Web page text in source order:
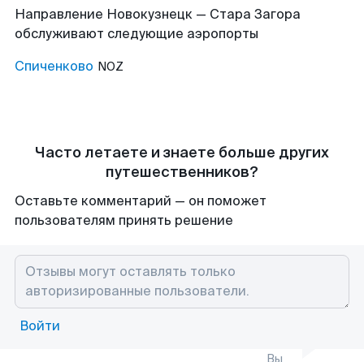
Направление Новокузнецк — Стара Загора
обслуживают следующие аэропорты
Спиченково NOZ
Часто летаете и знаете больше других
путешественников?
Оставьте комментарий — он поможет
пользователям принять решение
Войти
Вы